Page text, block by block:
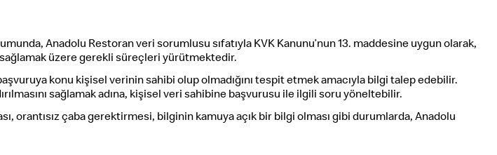
Anadolu Restoran veri sorumlusu sıfatıyla KVK Kanunu’nun 13. maddesine uygun olarak,
sağlamak üzere gerekli süreçleri yürütmektedir.
konu kişisel verinin sahibi olup olmadığını tespit etmek amacıyla bilgi talep edebilir.
sağlamak adına, kişisel veri sahibine başvurusu ile ilgili soru yöneltebilir.
çaba gerektirmesi, bilginin kamuya açık bir bilgi olması gibi durumlarda, Anadolu